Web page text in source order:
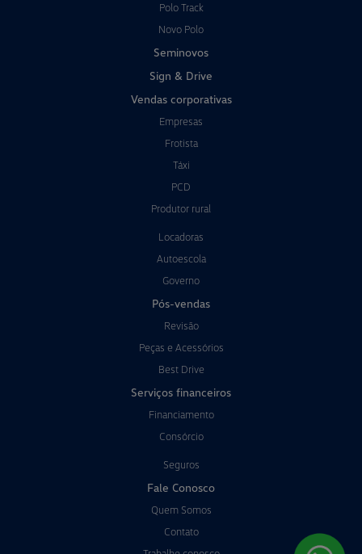
Polo Track
Novo Polo
Seminovos
Sign & Drive
Vendas corporativas
Empresas
Frotista
Táxi
PCD
Produtor rural
Locadoras
Autoescola
Governo
Pós-vendas
Revisão
Peças e Acessórios
Best Drive
Serviços financeiros
Financiamento
Consórcio
Seguros
Fale Conosco
Quem Somos
Contato